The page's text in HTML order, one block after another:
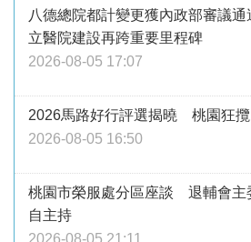
八德總院都計變更獲內政部審議
立醫院建設再跨重要里程碑
2026-08-05 17:07
2026馬路好行評選揭曉 桃園狂
2026-08-05 16:50
桃園市榮服處分區座談 退輔會主
自主持
2026-08-05 21:11